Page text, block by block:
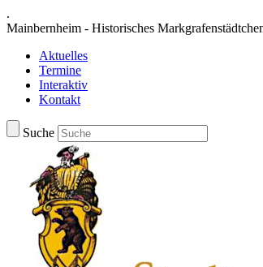
.
Mainbernheim - Historisches
Aktuelles
Termine
Interaktiv
Kontakt
Suche